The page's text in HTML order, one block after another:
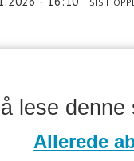
lese
Allerede